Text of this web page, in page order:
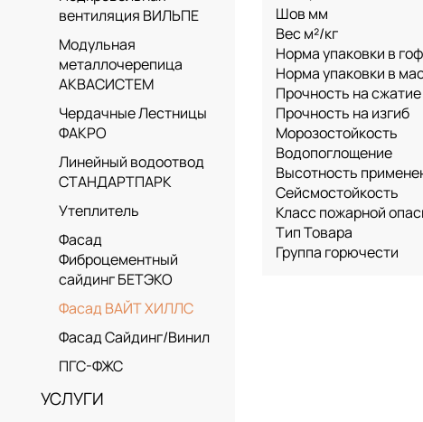
вентиляция ВИЛЬПЕ
Модульная
металлочерепица
АКВАСИСТЕМ
Чердачные Лестницы
ФАКРО
Линейный водоотвод
СТАНДАРТПАРК
Утеплитель
Фасад
Фиброцементный
сайдинг БЕТЭКО
Фасад ВАЙТ ХИЛЛС
Фасад Сайдинг/Винил
ПГС-ФЖС
УСЛУГИ
Шов мм
Вес м²/кг
Норма упаковки в
Норма упаковки в
Прочность на сжатие
Прочность на изгиб
Морозостойкость
Водопоглощение
Высотность
Сейсмостойкость
Класс пожарной
Тип Товара
Группа горючести